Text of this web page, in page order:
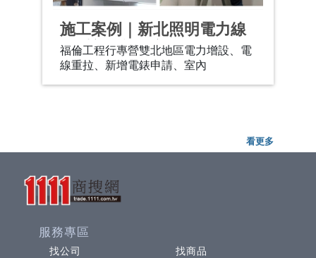
施工案例｜新北照明電力線
路重新拉設暨新增電錶工程
福倫工程行專營雙北地區電力增設、電
線重拉、新增電錶申請、室內
看更多
服務專區
找公司
找商品